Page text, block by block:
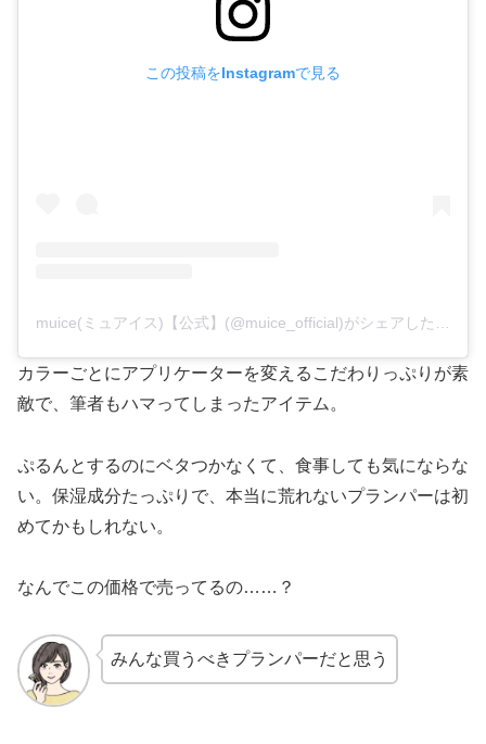
この投稿をInstagramで見る
カラーごとにアプリケーターを変えるこだわりっぷりが素
敵で、筆者もハマってしまったアイテム。
ぷるんとするのにベタつかなくて、食事しても気にならな
い。保湿成分たっぷりで、本当に荒れないプランパーは初
めてかもしれない。
なんでこの価格で売ってるの……？
みんな買うべきプランパーだと思う